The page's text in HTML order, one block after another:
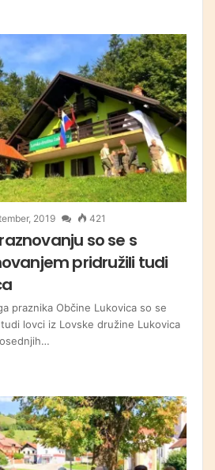
2019 421
so se s
pridružili tudi
praznika Občine Lukovica so se
lovci iz Lovske družine Lukovica